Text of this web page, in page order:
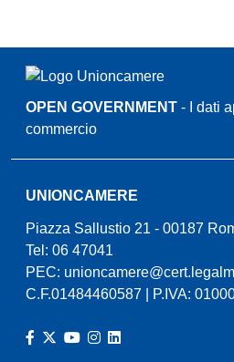
OPEN GOVERNMENT - I dati
commercio
UNIONCAMERE
Piazza Sallustio 21 - 00187
Tel: 06 47041
PEC:
C.F.01484460587 | P.IVA: